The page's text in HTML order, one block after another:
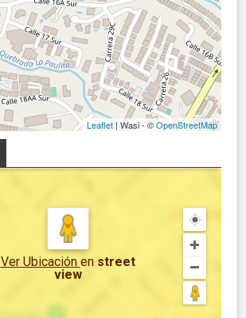
Leaflet | Wasi - ©OpenStreetMap
Ver Ubicación en street
view